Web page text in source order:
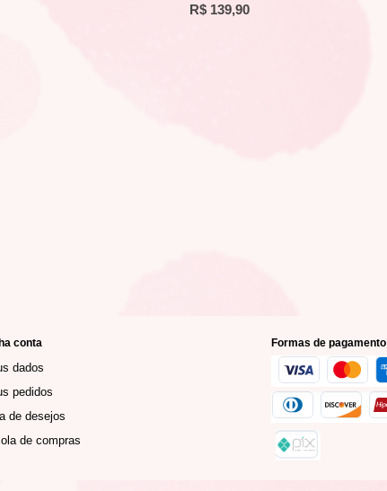
Preço
R$ 139,90
conta
dados
pedidos
de desejos
de compras
Formas de pagamento